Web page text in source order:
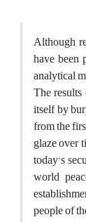
Although,
have been
analytical
The
itself by
from the
glaze over
today's
world
people of